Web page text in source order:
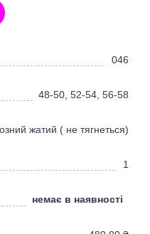
046
48-50, 52-54, 56-58
жатий ( не тягнеться)
1
немає в наявності